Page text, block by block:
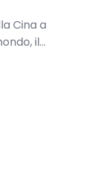
Cina a
il...